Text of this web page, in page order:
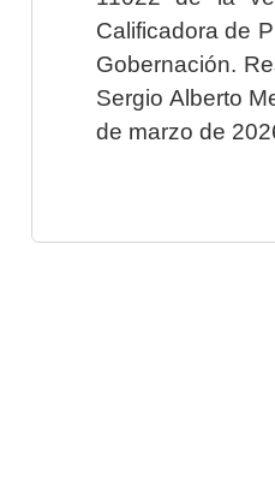
Calificadora de
Gobernación.
Sergio Alberto
de marzo de